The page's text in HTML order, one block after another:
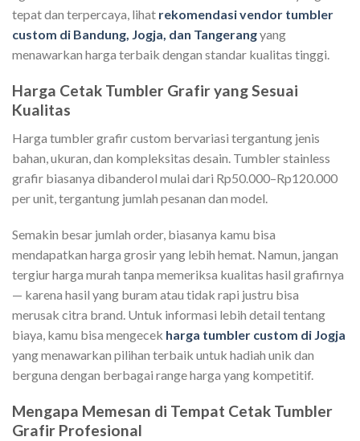
tepat dan terpercaya, lihat rekomendasi vendor tumbler
custom di Bandung, Jogja, dan Tangerangyang
menawarkan harga terbaik dengan standar kualitas tinggi.
Harga Cetak Tumbler Grafir yang Sesuai
Kualitas
Harga tumbler grafir custom bervariasi tergantung jenis
bahan, ukuran, dan kompleksitas desain. Tumbler stainless
grafir biasanya dibanderol mulai dari Rp50.000–Rp120.000
per unit, tergantung jumlah pesanan dan model.
Semakin besar jumlah order, biasanya kamu bisa
mendapatkan harga grosir yang lebih hemat. Namun, jangan
tergiur harga murah tanpa memeriksa kualitas hasil grafirnya
— karena hasil yang buram atau tidak rapi justru bisa
merusak citra brand. Untuk informasi lebih detail tentang
biaya, kamu bisa mengecek harga tumbler custom di Jogja
yang menawarkan pilihan terbaik untuk hadiah unik dan
berguna dengan berbagai range harga yang kompetitif.
Mengapa Memesan di Tempat Cetak Tumbler
Grafir Profesional